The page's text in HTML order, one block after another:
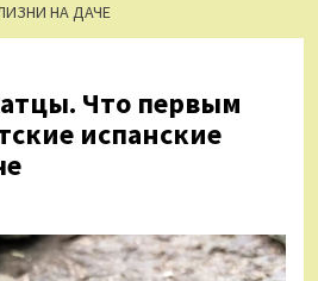
НА ДАЧЕ
Что первым
испанские